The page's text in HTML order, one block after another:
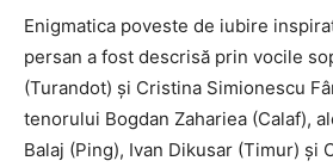
Enigmatica poveste de iubire
persan a fost descrisă prin vocile
(Turandot) și Cristina Simionescu
tenorului Bogdan Zahariea (Calaf),
Balaj (Ping), Ivan Dikusar (Timur) și